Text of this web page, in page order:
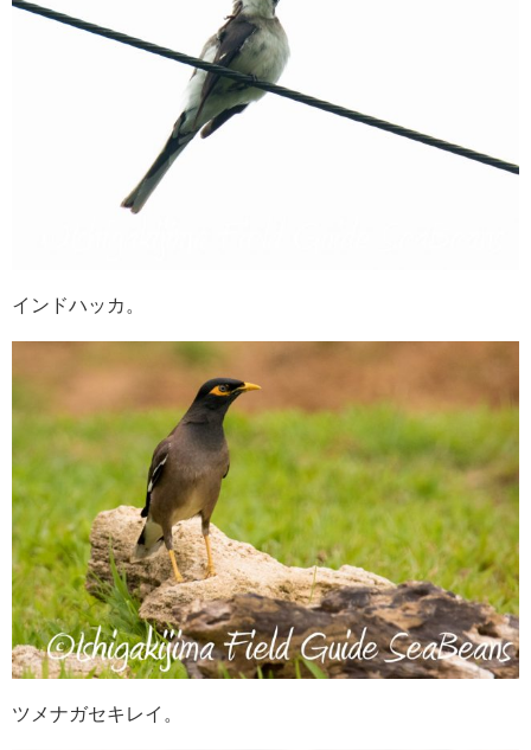
インドハッカ。
ツメナガセキレイ。